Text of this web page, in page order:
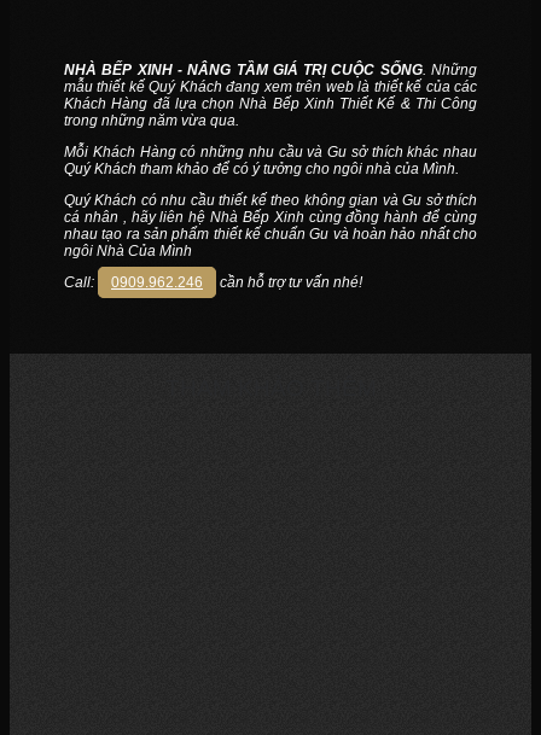
NHÀ BẾP XINH - NÂNG TẦM GIÁ TRỊ CUỘC SỐNG. Những
mẫu thiết kế Quý Khách đang xem trên web là thiết kế của các
Khách Hàng đã lựa chọn Nhà Bếp Xinh Thiết Kế & Thi Công
trong những năm vừa qua.
Mỗi Khách Hàng có những nhu cầu và Gu sở thích khác nhau
Quý Khách tham khảo để có ý tưởng cho ngôi nhà của Mình.
Quý Khách có nhu cầu thiết kế theo không gian và Gu sở thích
cá nhân , hãy liên hệ Nhà Bếp Xinh cùng đồng hành để cùng
nhau tạo ra sản phẩm thiết kế chuẩn Gu và hoàn hảo nhất cho
ngôi Nhà Của Mình
Call:
0909.962.246 cần hỗ trợ tư vấn nhé!